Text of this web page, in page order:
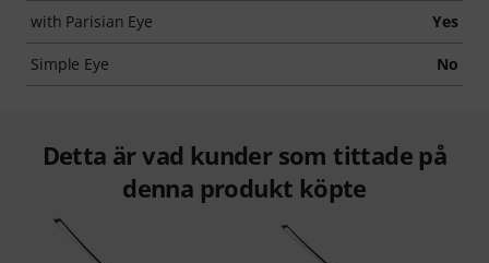
with Parisian Eye Yes
Simple Eye No
Detta är vad kunder som tittade på
denna produkt köpte